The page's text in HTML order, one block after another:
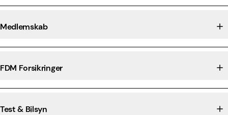
Medlemskab
FDM Forsikringer
Test & Bilsyn